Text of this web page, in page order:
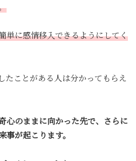
単に感情移入できるようにしてく
たことがある人は分かってもらえ
心のままに向かった先で、さらに
が起こります。